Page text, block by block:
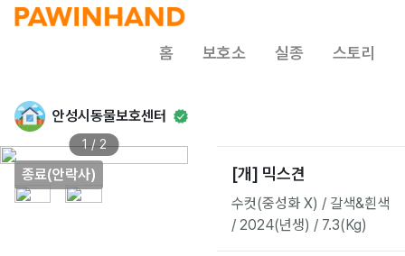
홈 보호소 실종 스토리
안성시동물보호센터
종료(안락사)
1 / 2
[개] 믹스견
수컷(중성화 X) / 갈색&흰색
/ 2024(년생) / 7.3(Kg)